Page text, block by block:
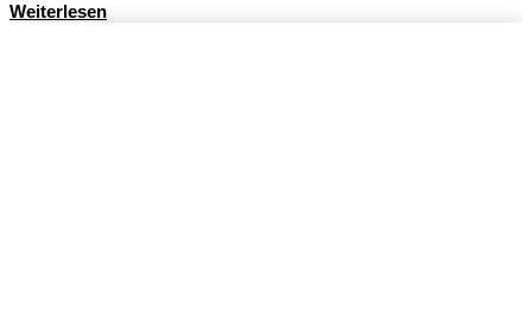
Weiterlesen